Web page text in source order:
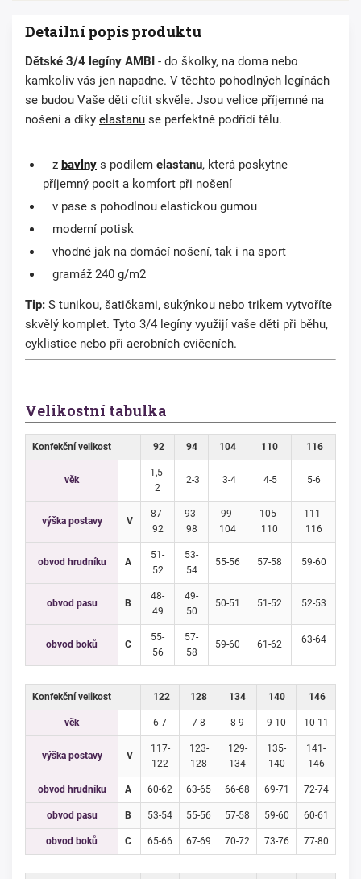
Detailní popis produktu
Dětské 3/4 legíny AMBI - do školky, na doma nebo
kamkoliv vás jen napadne. V těchto pohodlných legínách
se budou Vaše děti cítit skvěle. Jsou velice příjemné na
nošení a díky elastanu se perfektně podřídí tělu.
z bavlny s podílem elastanu, která poskytne
příjemný pocit a komfort při nošení
v pase s pohodlnou elastickou gumou
moderní potisk
vhodné jak na domácí nošení, tak i na sport
gramáž 240 g/m2
Tip: S tunikou, šatičkami, sukýnkou nebo trikem vytvoříte
skvělý komplet. Tyto 3/4 legíny využijí vaše děti při běhu,
cyklistice nebo při aerobních cvičeních.
Velikostní tabulka
Konfekční velikost 92 94 104 110 116
věk
1,5-
2
2-3 3-4 4-5 5-6
výška postavy V
87-
92
93-
98
99-
104
105-
110
111-
116
obvod hrudníku A
51-
52
53-
54
55-56 57-58 59-60
obvod pasu B
48-
49
49-
50
50-51 51-52 52-53
obvod boků C
55-
56
57-
58
59-60 61-62 63-64
Konfekční velikost 122 128 134 140 146
věk 6-7 7-8 8-9 9-10 10-11
výška postavy V
117-
122
123-
128
129-
134
135-
140
141-
146
obvod hrudníku A 60-62 63-65 66-68 69-71 72-74
obvod pasu B 53-54 55-56 57-58 59-60 60-61
obvod boků C 65-66 67-69 70-72 73-76 77-80